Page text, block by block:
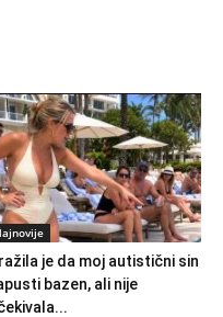
je da moj autistični sin
bazen, ali nije